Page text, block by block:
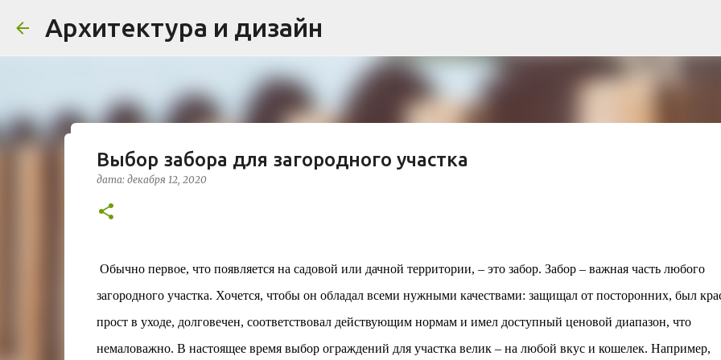
Архитектура и дизайн
Проект дома в стиле модерна и современной биомимикрии
Жардена»
дата:
бюро Vincent Callebaut Architectures. Проект, расположенный на территории бывшей пехотной школы
районе Cité Créative, стал примером гармоничной интеграции современной архитектуры в
контекст. Комплекс состоит из двух объектов: «Théia» (75 квартир, из которых 17 — социального
назначения, общая площадь 5 364 м²) и «Opale & Sens» (38 квартир, включая 11 доступных, площадь 2 845
В общей сложности 113 жилых единиц спроектированы с учетом строгих норм пожарной безопасности,
принципов биоразнообразия и социальной инклюзивности. Успех проекта был подтвержден победой в
Выбор забора для загородного участка
дата: декабря 12, 2020
Обычно первое, что появляется на садовой или дачной территории, – это забор. Забор – важная часть любого
загородного участка. Хочется, чтобы он обладал всеми нужными качествами: защищал от посторонних, был
прост в уходе, долговечен, соответствовал действующим нормам и имел доступный ценовой диапазон, что
немаловажно. В настоящее время выбор ограждений для участка велик – на любой вкус и кошелек. Например,